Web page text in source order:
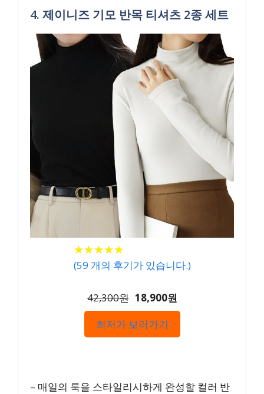
4. 제이니즈 기모 반목 티셔츠 2종 세트
★★★★★
★★★★★
(59 개의 후기가 있습니다.)
42,300원 18,900원
최저가 보러가기
– 매일의 룩을 스타일리시하게 완성할 컬러 반